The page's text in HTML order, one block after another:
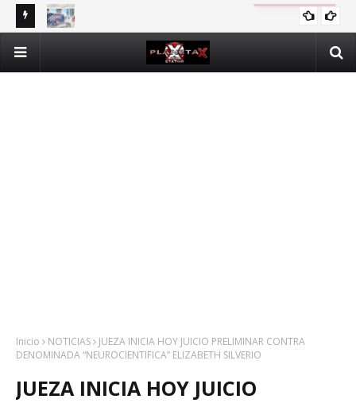
DOMINICANOS DEPENDIENTES DE SEGURO PÚBLICO EN N.Y.
Inicio NOTICIAS
JUEZA INICIA HOY JUICIO PRELIMINAR CONTRA
DENOMINADA “NEUROCIENTIFICA” ELIZABETH SILVERIO
JUEZA INICIA HOY JUICIO